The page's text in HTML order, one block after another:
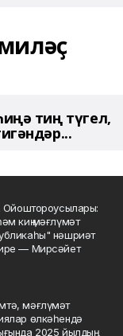
тиң түгел,
Ойоштороусылары:
киң мәғлүмәт
нәшриәт
— Мирсәйет
мәғлүмәт
өлкәһендә
2025 йылдың